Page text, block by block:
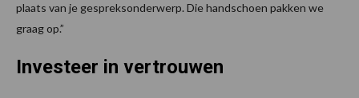
plaats van je gespreksonderwerp. Die handschoen pakken we
graag op.”
Investeer in vertrouwen